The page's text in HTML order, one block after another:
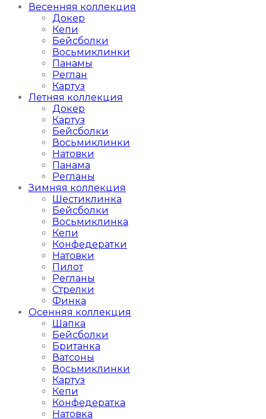
Весенняя коллекция
Докер
Кепи
Бейсболки
Восьмиклинки
Панамы
Реглан
Картуз
Летняя коллекция
Докер
Картуз
Бейсболки
Восьмиклинки
Натовки
Панама
Регланы
Зимняя коллекция
Шестиклинка
Бейсболки
Восьмиклинка
Кепи
Конфедератки
Натовки
Пилот
Регланы
Стрелки
Финка
Осенняя коллекция
Шапка
Бейсболки
Британка
Ватсоны
Восьмиклинки
Картуз
Кепи
Конфедератка
Натовка